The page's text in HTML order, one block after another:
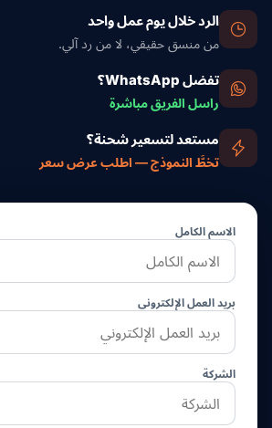
الرد خلال يوم عمل واحد
من منسق حقيقي، لا من رد آلي.
تفضل WhatsApp؟
راسل الفريق مباشرة
مستعد لتسعير شحنة؟
تخطَّ النموذج — اطلب عرض سعر
الاسم الكامل
بريد العمل الإلكتروني
الشركة